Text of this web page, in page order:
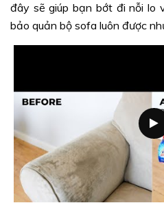
đây sẽ giúp bạn bớt đi nỗi lo
bảo quản bộ sofa luôn được